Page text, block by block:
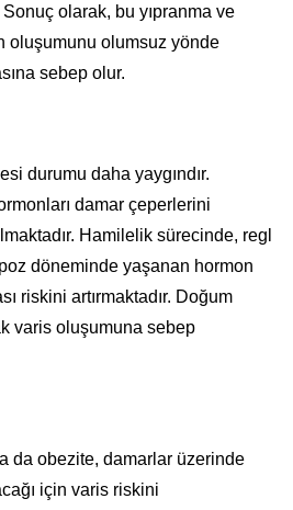
olarak, bu yıpranma ve
oluşumunu olumsuz yönde
sebep olur.
durumu daha yaygındır.
damar çeperlerini
Hamilelik sürecinde, regl
döneminde yaşanan hormon
riskini artırmaktadır. Doğum
varis oluşumuna sebep
da obezite, damarlar üzerinde
için varis riskini